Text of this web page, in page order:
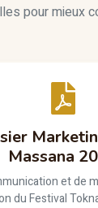
pour mieux
Massana
et de
du Festival